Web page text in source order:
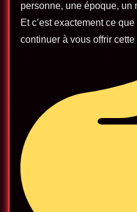
personne, une époque, un
Et c’est exactement ce
continuer à vous offrir cette